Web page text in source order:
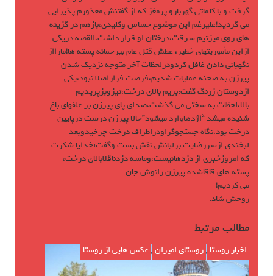
گرفت و با كلماتى گهربارو پرمغز كه از گفتنش معذورم پذيرايى
مى گرديد!عليرغم اين موضوع حساس وكليدى،بازهم در گزينه
هاى روى ميزتيم سرقت،درختان او قرار داشت،القصه دريكى
ازاين مأموريتهاى خطير، عطش قتل عام بيرحمانه پسته ها!مارااز
نگهبانى دادن غافل كردودرلحظات آخر متوجه نزديك شدن
پيرزن به صحنه عمليات شديم،فرصت فراراصلا نبود،يكى
ازدوستان زرنگ گفت:بريم بالاى درخت،تيزوبزپريديم
بالا،لحظات به سختى مى گذشت،صداى پاى پيرزن بر علفهاى باغ
شنيده ميشد “اژدهاوارد ميشود”حالا پيرزن درست درپايين
درخت بود،نگاه جستجوگراودراطراف درخت چرخيدوبعد
لبخندى ازسررضايت برلبانش نقش بست وگفت:خدايا شكرت
كه امروزخبرى از دزدهانيست،وماسه دزدناقلابالاى درخت،
پسته هاى قاقاشده پيرزن رانوش جان
مى كرديم!
روحش شاد.
مطالب مرتبط
اخبار روستا ,روستای امیران,عکس هایی از روستا